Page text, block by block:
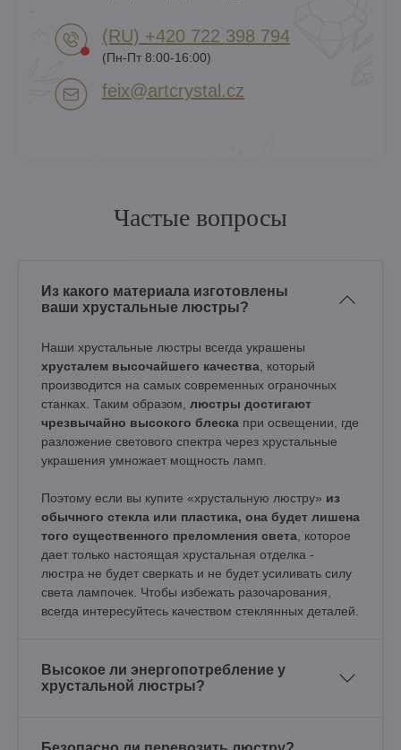
(RU) +420 722 398 794​
(Пн-Пт 8:00-16:00)
feix​@artcrystal​.cz
Частые вопросы
Из какого материала изготовлены
ваши хрустальные люстры?
Наши хрустальные люстры всегда украшены
хрусталем высочайшего качества , который
производится на самых современных ограночных
станках. Таким образом, люстры достигают
чрезвычайно высокого блеска при освещении, где
разложение светового спектра через хрустальные
украшения умножает мощность ламп.
Поэтому если вы купите «хрустальную люстру» из
обычного стекла или пластика, она будет лишена
того существенного преломления света , которое
дает только настоящая хрустальная отделка -
люстра не будет сверкать и не будет усиливать силу
света лампочек. Чтобы избежать разочарования,
всегда интересуйтесь качеством стеклянных деталей.
Высокое ли энергопотребление у
хрустальной люстры?